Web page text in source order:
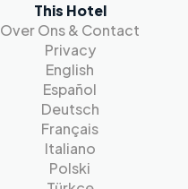
This Hotel
Over Ons & Contact
Privacy
English
Español
Deutsch
Français
Italiano
Polski